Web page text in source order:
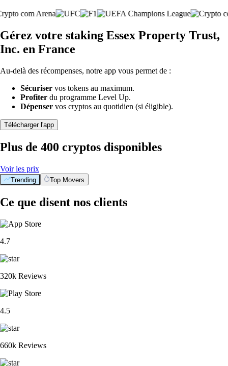
Gérez votre staking Essex Property Trust,
Inc. en France
Au-delà des récompenses, notre app vous permet de :
Sécuriser vos tokens au maximum.
Profiter du programme Level Up.
Dépenser vos cryptos au quotidien (si éligible).
Télécharger l'app
Plus de 400 cryptos disponibles
Voir les prix
Trending Top Movers
Ce que disent nos clients
4.7
320k Reviews
4.5
660k Reviews